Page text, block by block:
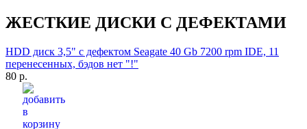
ЖЕСТКИЕ ДИСКИ С ДЕФЕКТАМИ
HDD диск 3,5" с дефектом Seagate 40 Gb 7200 rpm IDE, 11
перенесенных, бэдов нет "!"
80 р.